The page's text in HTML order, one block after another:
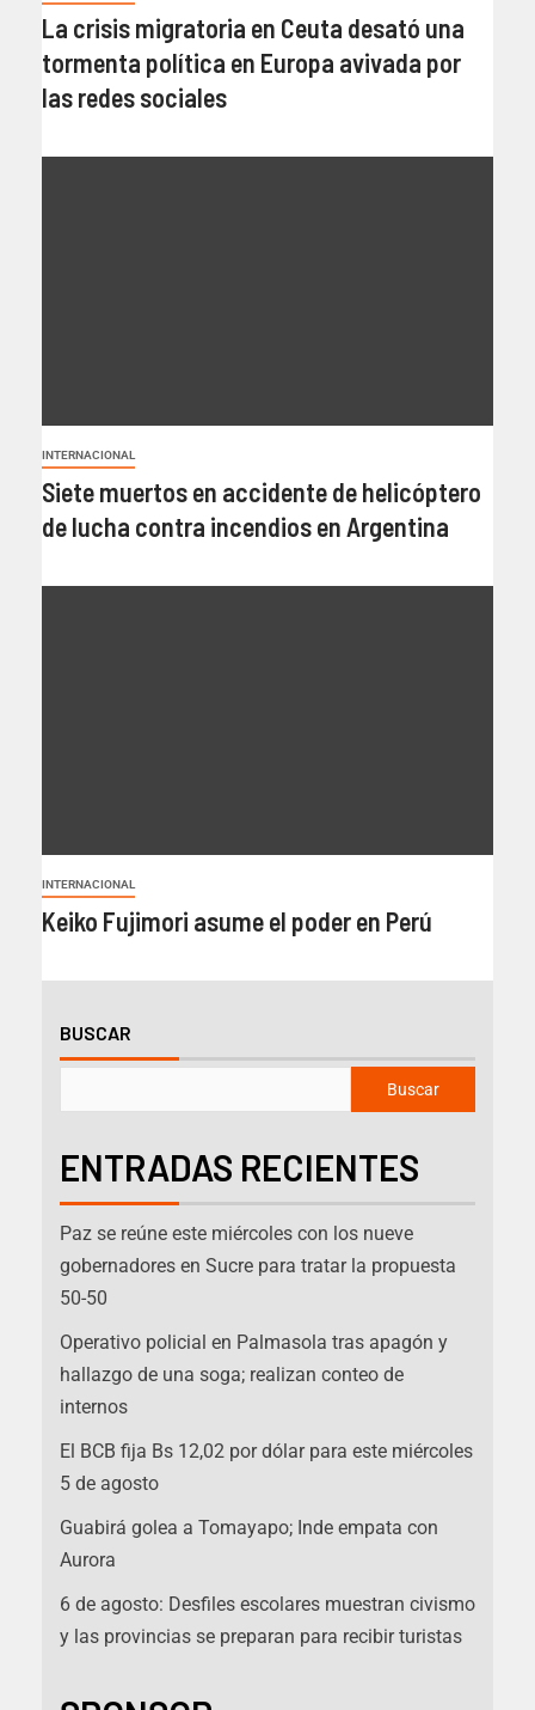
La crisis migratoria en Ceuta desató una
tormenta política en Europa avivada por
las redes sociales
INTERNACIONAL
Siete muertos en accidente de helicóptero
de lucha contra incendios en Argentina
INTERNACIONAL
Keiko Fujimori asume el poder en Perú
BUSCAR
Buscar
ENTRADAS RECIENTES
Paz se reúne este miércoles con los nueve
gobernadores en Sucre para tratar la propuesta
50-50
Operativo policial en Palmasola tras apagón y
hallazgo de una soga; realizan conteo de
internos
El BCB fija Bs 12,02 por dólar para este miércoles
5 de agosto
Guabirá golea a Tomayapo; Inde empata con
Aurora
6 de agosto: Desfiles escolares muestran civismo
y las provincias se preparan para recibir turistas